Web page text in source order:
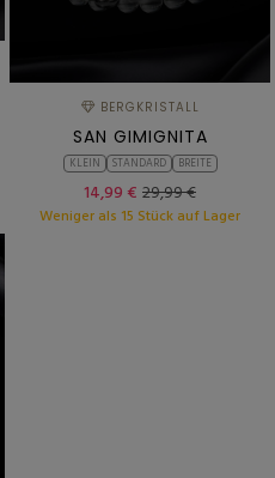
BERGKRISTALL
SAN GIMIGNITA
KLEIN STANDARD BREITE
14,99 € 29,99 €
Weniger als 15 Stück auf Lager